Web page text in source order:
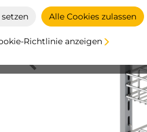
Alle Cookies zulassen
Richtlinie anzeigen